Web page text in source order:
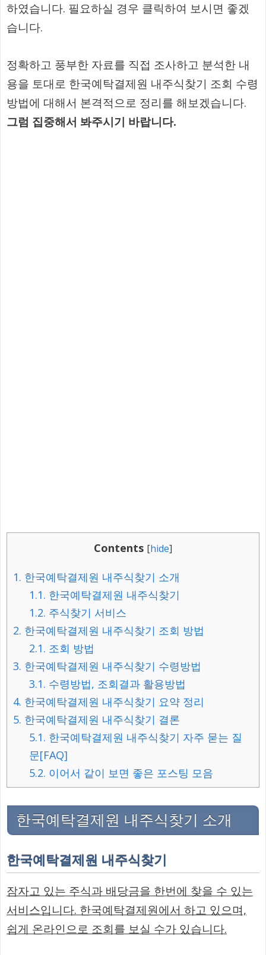
하였습니다. 필요하실 경우 클릭하여 보시면 좋겠
습니다.
정확하고 풍부한 자료를 직접 조사하고 분석한 내
용을 토대로 한국예탁결제원 내주식찾기 조회 수령
방법에 대해서 본격적으로 정리를 해보겠습니다.
그럼 집중해서 봐주시기 바랍니다.
Contents [hide]
1. 한국예탁결제원 내주식찾기 소개
1.1. 한국예탁결제원 내주식찾기
1.2. 주식찾기 서비스
2. 한국예탁결제원 내주식찾기 조회 방법
2.1. 조회 방법
3. 한국예탁결제원 내주식찾기 수령방법
3.1. 수령방법, 조회결과 활용방법
4. 한국예탁결제원 내주식찾기 요약 정리
5. 한국예탁결제원 내주식찾기 결론
5.1. 한국예탁결제원 내주식찾기 자주 묻는 질
문[FAQ]
5.2. 이어서 같이 보면 좋은 포스팅 모음
한국예탁결제원 내주식찾기 소개
한국예탁결제원 내주식찾기
잠자고 있는 주식과 배당금을 한번에 찾을 수 있는
서비스입니다. 한국예탁결제원에서 하고 있으며,
쉽게 온라인으로 조회를 보실 수가 있습니다.